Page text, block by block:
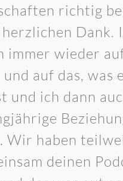
richtig
Dank.
immer wieder
auf das, was
und ich dann
Wir haben
deinen